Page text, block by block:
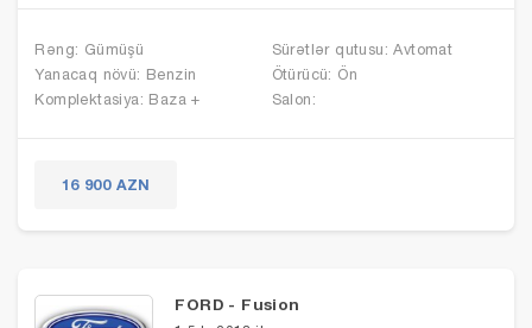
Rəng: Gümüşü
Yanacaq növü: Benzin
Komplektasiya: Baza +
Sürətlər qutusu: Avtomat
Ötürücü: Ön
Salon:
16 900 AZN
FORD - Fusion